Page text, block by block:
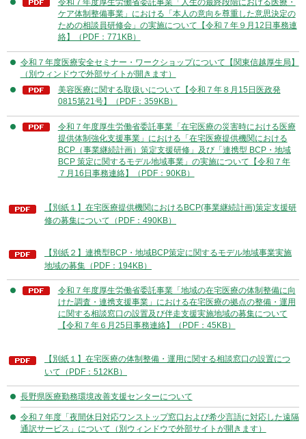
ケア体制整備事業」における「本人の意向を尊重した意思決定の
ための相談員研修会」の実施について【令和７年９月12日事務連
絡】（PDF：771KB）
令和７年度医療安全セミナー・ワークショップについて【関東信越厚生局】
（別ウィンドウで外部サイトが開きます）
美容医療に関する取扱いについて【令和７年８月15日医政発
0815第21号】（PDF：359KB）
令和７年度厚生労働省委託事業「在宅医療の災害時における医療
提供体制強化支援事業」における「在宅医療提供機関における
BCP（事業継続計画）策定支援研修」及び「連携型 BCP・地域
BCP 策定に関するモデル地域事業」の実施について【令和７年
７月16日事務連絡】（PDF：90KB）
【別紙１】在宅医療提供機関におけるBCP(事業継続計画)策定支援研
修の募集について（PDF：490KB）
【別紙２】連携型BCP・地域BCP策定に関するモデル地域事業実施
地域の募集（PDF：194KB）
令和７年度厚生労働省委託事業「地域の在宅医療の体制整備に向
けた調査・連携支援事業」における在宅医療の拠点の整備・運用
に関する相談窓口の設置及び伴走支援実施地域の募集について
【令和７年６月25日事務連絡】（PDF：45KB）
【別紙１】在宅医療の体制整備・運用に関する相談窓口の設置につ
いて（PDF：512KB）
長野県医療勤務環境改善支援センターについて
令和７年度「夜間休日対応ワンストップ窓口および希少言語に対応した遠隔
通訳サービス」について（別ウィンドウで外部サイトが開きます）